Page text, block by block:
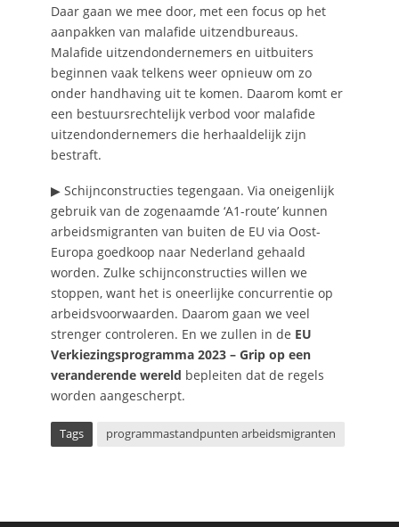
Daar gaan we mee door, met een focus op het
aanpakken van malafide uitzendbureaus.
Malafide uitzendondernemers en uitbuiters
beginnen vaak telkens weer opnieuw om zo
onder handhaving uit te komen. Daarom komt er
een bestuursrechtelijk verbod voor malafide
uitzendondernemers die herhaaldelijk zijn
bestraft.
▶ Schijnconstructies tegengaan. Via oneigenlijk
gebruik van de zogenaamde ‘A1-route’ kunnen
arbeidsmigranten van buiten de EU via Oost-
Europa goedkoop naar Nederland gehaald
worden. Zulke schijnconstructies willen we
stoppen, want het is oneerlijke concurrentie op
arbeidsvoorwaarden. Daarom gaan we veel
strenger controleren. En we zullen in de EU
Verkiezingsprogramma 2023 – Grip op een
veranderende wereld bepleiten dat de regels
worden aangescherpt.
Tags programmastandpunten arbeidsmigranten